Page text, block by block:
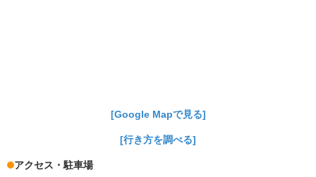
[Google Mapで見る]
[行き方を調べる]
アクセス・駐車場